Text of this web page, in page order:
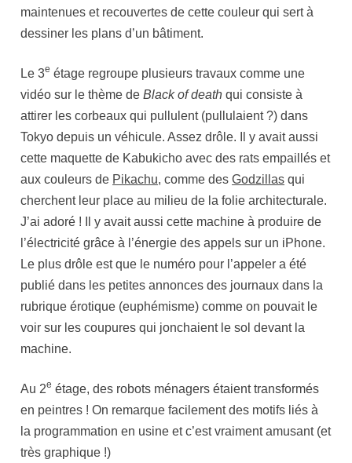
maintenues et recouvertes de cette couleur qui sert à
dessiner les plans d’un bâtiment.
Le 3e étage regroupe plusieurs travaux comme une
vidéo sur le thème deBlack of death qui consiste à
attirer les corbeaux qui pullulent (pullulaient ?) dans
Tokyo depuis un véhicule. Assez drôle. Il y avait aussi
cette maquette de Kabukicho avec des rats empaillés et
aux couleurs de Pikachu, comme desGodzillas qui
cherchent leur place au milieu de la folie architecturale.
J’ai adoré ! Il y avait aussi cette machine à produire de
l’électricité grâce à l’énergie des appels sur un iPhone.
Le plus drôle est que le numéro pour l’appeler a été
publié dans les petites annonces des journaux dans la
rubrique érotique (euphémisme) comme on pouvait le
voir sur les coupures qui jonchaient le sol devant la
machine.
Au 2e étage, des robots ménagers étaient transformés
en peintres ! On remarque facilement des motifs liés à
la programmation en usine et c’est vraiment amusant (et
très graphique !)